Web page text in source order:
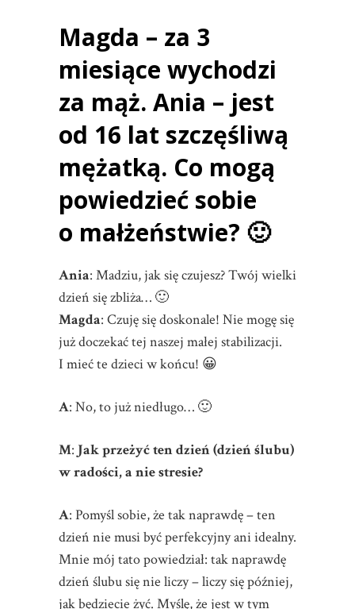
Magda – za 3
miesiące wychodzi
za mąż. Ania – jest
od 16 lat szczęśliwą
mężatką. Co mogą
powiedzieć sobie
o małżeństwie? 🙂
Ania: Madziu, jak się czujesz? Twój wielki
dzień się zbliża… 🙂
Magda: Czuję się doskonale! Nie mogę się
już doczekać tej naszej małej stabilizacji.
I mieć te dzieci w końcu! 😀
A: No, to już niedługo… 🙂
M: Jak przeżyć ten dzień (dzień ślubu)
w radości, a nie stresie?
A: Pomyśl sobie, że tak naprawdę – ten
dzień nie musi być perfekcyjny ani idealny.
Mnie mój tato powiedział: tak naprawdę
dzień ślubu się nie liczy – liczy się później,
jak będziecie żyć. Myślę, że jest w tym